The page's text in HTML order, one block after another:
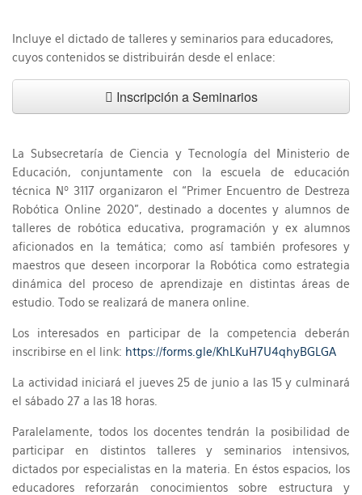
Incluye el dictado de talleres y seminarios para educadores,
cuyos contenidos se distribuirán desde el enlace:
Inscripción a Seminarios
La Subsecretaría de Ciencia y Tecnología del Ministerio de
Educación, conjuntamente con la escuela de educación
técnica Nº 3117 organizaron el “Primer Encuentro de Destreza
Robótica Online 2020”, destinado a docentes y alumnos de
talleres de robótica educativa, programación y ex alumnos
aficionados en la temática; como así también profesores y
maestros que deseen incorporar la Robótica como estrategia
dinámica del proceso de aprendizaje en distintas áreas de
estudio. Todo se realizará de manera online.
Los interesados en participar de la competencia deberán
inscribirse en el link: https://forms.gle/KhLKuH7U4qhyBGLGA
La actividad iniciará el jueves 25 de junio a las 15 y culminará
el sábado 27 a las 18 horas.
Paralelamente, todos los docentes tendrán la posibilidad de
participar en distintos talleres y seminarios intensivos,
dictados por especialistas en la materia. En éstos espacios, los
educadores reforzarán conocimientos sobre estructura y